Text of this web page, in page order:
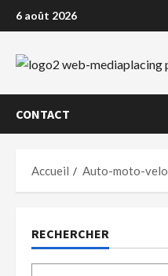
Aller
au
6 août 2026
CONTACT
Accueil Auto-moto-velo
RECHERCHER